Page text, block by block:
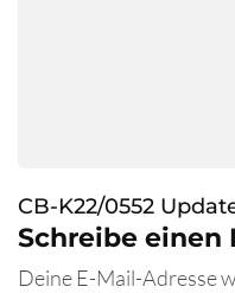
CB-K22/0552
Schreibe einen
Deine E-Mail-Adresse